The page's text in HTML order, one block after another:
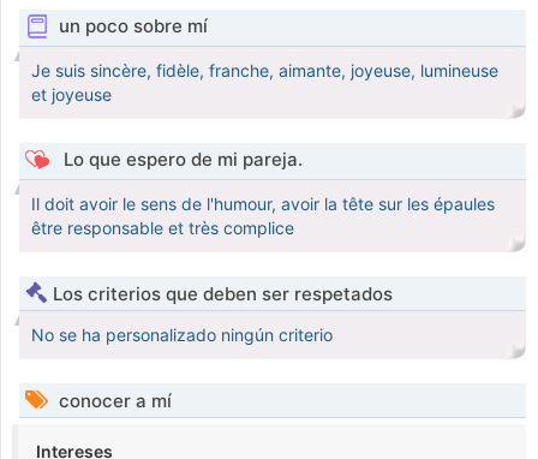
un poco sobre mí
Je suis sincère, fidèle, franche, aimante, joyeuse, lumineuse
et joyeuse
Lo que espero de mi pareja.
Il doit avoir le sens de l'humour, avoir la tête sur les épaules
être responsable et très complice
Los criterios que deben ser respetados
No se ha personalizado ningún criterio
conocer a mí
Intereses